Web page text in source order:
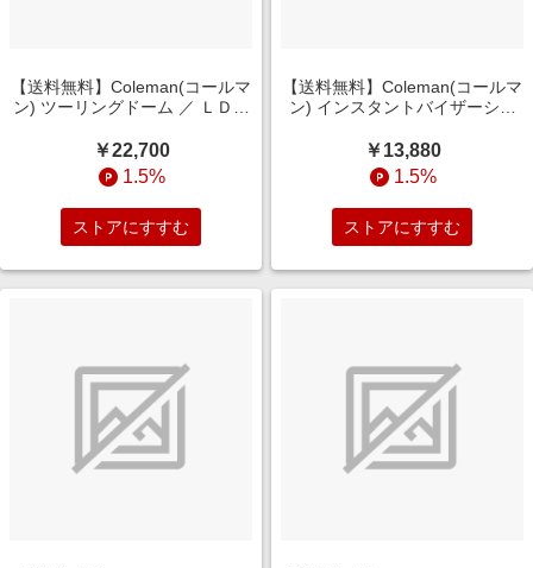
【送料無料】Coleman(コールマ
ン) ツーリングドーム ／ ＬＤＸ
￥22,700
1.5%
ストアにすすむ
【送料無料】Coleman(コールマ
ン) インスタントバイザーシェ
2243955
￥13,880
1.5%
ストアにすすむ